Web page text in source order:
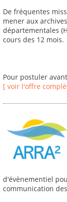
De fréquentes
mener aux
départementales
cours des 12 mois.
Pour postuler
[ voir l'offre
d'évènementiel
communication